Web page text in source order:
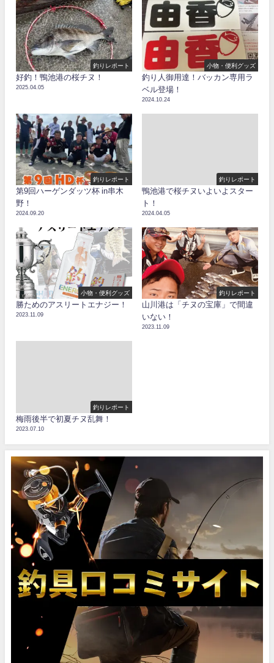
釣りレポート
好釣！鴨池港の桜チヌ！
2025.04.05
小物・便利グッズ
釣り人御用達！バッカン専用ラ
ベル登場！
2024.10.24
釣りレポート
第9回ハーゲンダッツ杯 in串木
野！
2024.09.20
釣りレポート
鴨池港で桜チヌいよいよスター
ト！
2024.04.05
小物・便利グッズ
勝ためのアスリートエナジー！
2023.11.09
釣りレポート
山川港は「チヌの宝庫」で間違
いない！
2023.11.09
釣りレポート
梅雨後半で初夏チヌ乱舞！
2023.07.10